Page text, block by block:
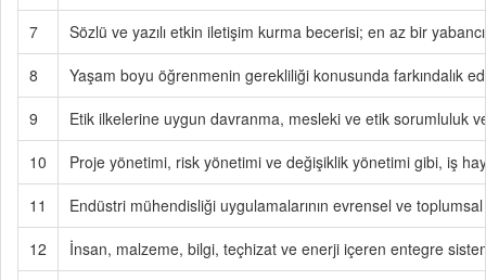
7
Sözlü ve yazılı etkin iletişim kurma becerisi; en az bir
8
Yaşam boyu öğrenmenin gerekliliği konusunda farkındalık
9
Etik ilkelerine uygun davranma, mesleki ve etik sorumluluk
10
Proje yönetimi, risk yönetimi ve değişiklik yönetimi gibi, iş
11
Endüstri mühendisliği uygulamalarının evrensel ve
12
İnsan, malzeme, bilgi, teçhizat ve enerji içeren entegre